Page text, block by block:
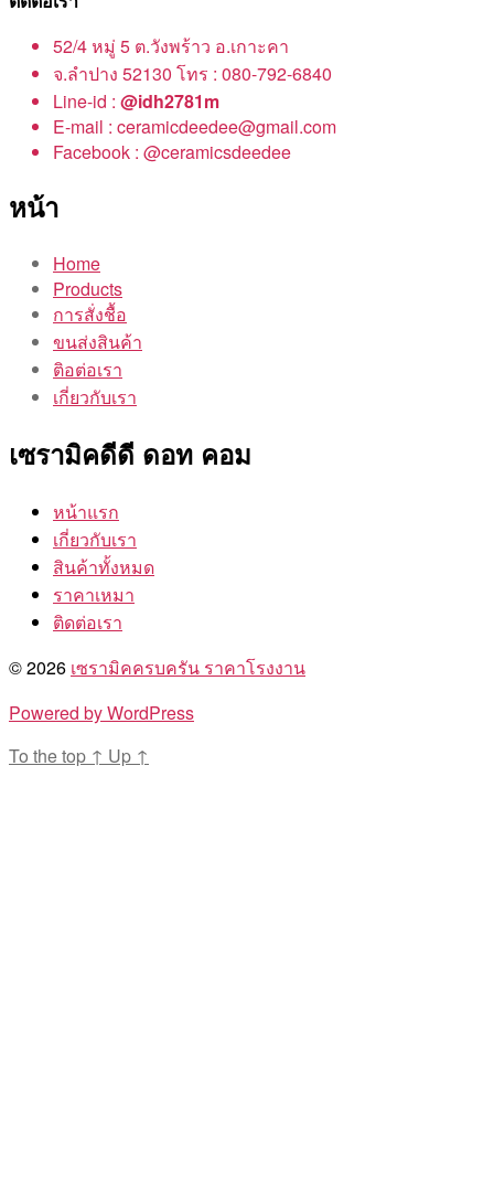
52/4 หมู่ 5 ต.วังพร้าว อ.เกาะคา
จ.ลำปาง 52130 โทร : 080-792-6840
Line-id : @idh2781m
E-mail : ceramicdeedee@gmail.com
Facebook : @ceramicsdeedee
หน้า
Home
Products
การสั่งชื้อ
ขนส่งสินค้า
ติอต่อเรา
เกี่ยวกับเรา
เซรามิคดีดี ดอท คอม
หน้าแรก
เกี่ยวกับเรา
สินค้าทั้งหมด
ราคาเหมา
ติดต่อเรา
© 2026 เซรามิคครบครัน ราคาโรงงาน
Powered by WordPress
To the top ↑ Up ↑